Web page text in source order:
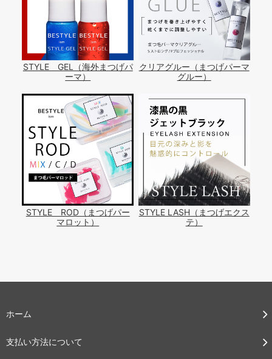
STYLE GEL（海外まつげパ
ーマ）
クリアグルー（まつげパーマ
グルー）
STYLE ROD（まつげパー
マロット）
STYLE LASH（まつげエクス
テ）
ホーム
支払い方法について